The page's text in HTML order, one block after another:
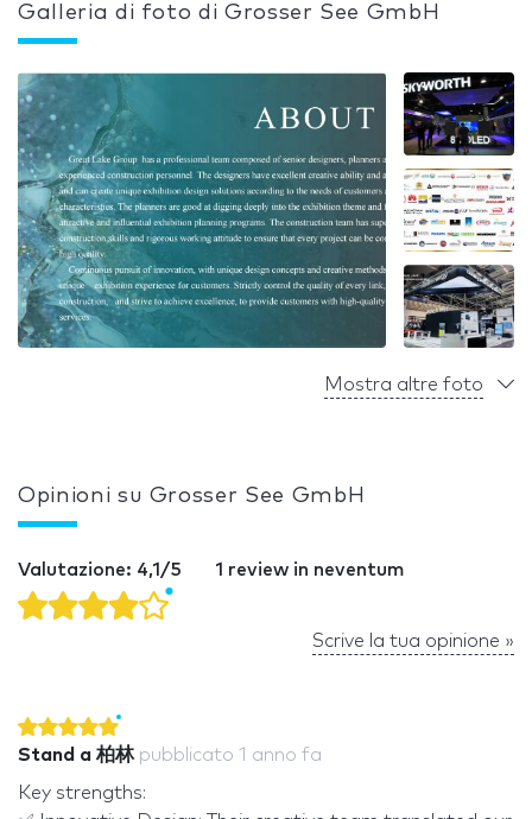
Galleria di foto di Grosser See GmbH
Mostra altre foto
Opinioni su Grosser See GmbH
Valutazione: 4,1/5 1 review in neventum
Scrive la tua opinione »
Stand a 柏林 pubblicato 1 anno fa
Key strengths: